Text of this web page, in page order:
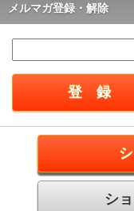
メルマガ登録・解除
シ